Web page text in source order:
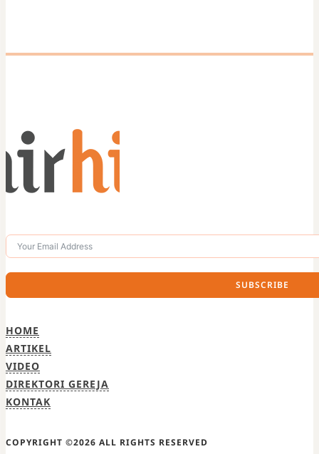
SUBSCRIBE
HOME
ARTIKEL
VIDEO
DIREKTORI GEREJA
KONTAK
COPYRIGHT ©2026 ALL RIGHTS RESERVED